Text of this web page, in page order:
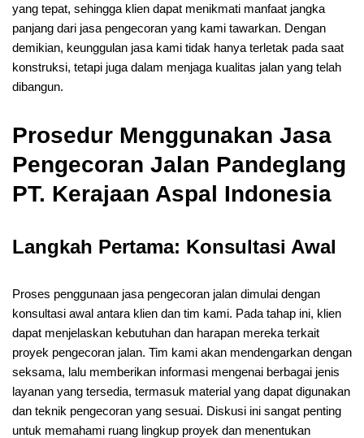
yang tepat, sehingga klien dapat menikmati manfaat jangka
panjang dari jasa pengecoran yang kami tawarkan. Dengan
demikian, keunggulan jasa kami tidak hanya terletak pada saat
konstruksi, tetapi juga dalam menjaga kualitas jalan yang telah
dibangun.
Prosedur Menggunakan Jasa
Pengecoran Jalan Pandeglang
PT. Kerajaan Aspal Indonesia
Langkah Pertama: Konsultasi Awal
Proses penggunaan jasa pengecoran jalan dimulai dengan
konsultasi awal antara klien dan tim kami. Pada tahap ini, klien
dapat menjelaskan kebutuhan dan harapan mereka terkait
proyek pengecoran jalan. Tim kami akan mendengarkan dengan
seksama, lalu memberikan informasi mengenai berbagai jenis
layanan yang tersedia, termasuk material yang dapat digunakan
dan teknik pengecoran yang sesuai. Diskusi ini sangat penting
untuk memahami ruang lingkup proyek dan menentukan